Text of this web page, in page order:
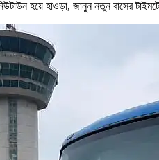
হয়ে হাওড়া, জানুন নতুন বাসের